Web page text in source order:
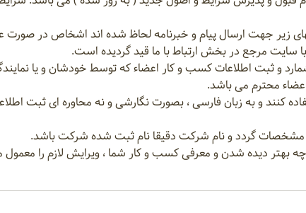
زیر جهت ارسال پیام و خبرنامه لحاظ شده اند اشخاص در صورت
با سایت مرجع در بخش ارتباط با ما قید گردیده است.
ثبت اطلاعات کسب و کار اعضاء که توسط خودشان و یا
محترم می باشد.
کنند و به زبان فارسی ، بصورت نگارشی و نه محاوره ای ثبت
بهتر دیده شدن و معرفی کسب و کار شما ، ویرایش لازم را معمول